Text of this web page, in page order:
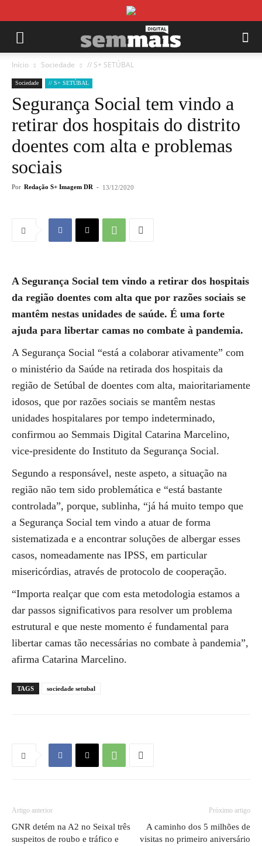
Início Sociedade // S+ SETÚBAL
Sociedade // S+ SETÚBAL
Segurança Social tem vindo a
retirar dos hospitais do distrito
doentes com alta e problemas
sociais
Por Redação S+ Imagem DR - 13/12/2020
A Segurança Social tem vindo a retirar dos hospitais
da região doentes com alta que por razões sociais se
mantêm nestas unidades de saúde. É uma forte
ajuda para libertar camas no combate à pandemia.
A Segurança Social “está a colaborar ativamente” com
o ministério da Saúde na retirada dos hospitais da
região de Setúbal de doentes com alta, maioritariamente
idosos, que por razões sociais se mantêm nestas
unidades hospitalares por tempo indeterminado,
confirmou ao Semmais Digital Catarina Marcelino,
vice-presidente do Instituto da Segurança Social.
Segundo a responsável, neste aspeto, a situação na
região não tem sido problemática e “está bastante
controlada”, porque, sublinha, “já há muito tempo que
a Segurança Social tem vindo a atuar de forma
sistematizada e a encontrar soluções de albergar esses
casos, nomeadamente nas IPSS, em particular
misericórdias, através de protocolo de cooperação.
“Importa realçar que com esta metodologia estamos a
dar passos significativos para resolver um problema
estrutural e que neste momento é fundamental para
libertar camas tão necessárias no combate à pandemia”,
afirma Catarina Marcelino.
TAGS sociedade setubal
Artigo anterior
GNR detém na A2 no Seixal três
suspeitos de roubo e tráfico e
Próximo artigo
A caminho dos 5 milhões de
visitas no primeiro aniversário